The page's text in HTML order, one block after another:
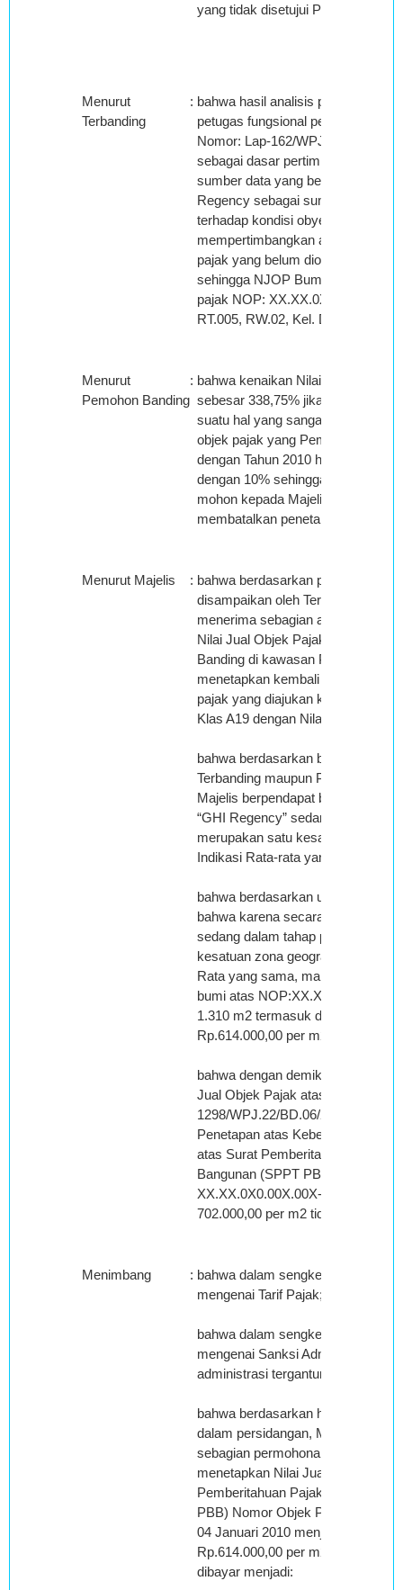
yang tidak disetujui Pemohon
Menurut
Terbanding
: bahwa hasil analisis penentuan
petugas fungsional penilai KPP
Nomor: Lap-162/WPJ.22/
sebagai dasar pertimbangan
sumber data yang berupa Brosur
Regency sebagai sumber data
terhadap kondisi obyek pajak di
mempertimbangkan aspek
pajak yang belum diolah dan
sehingga NJOP Bumi yang
pajak NOP: XX.XX.0X0.00X.00X-
RT.005, RW.02, Kel. DEF, Kec.
Menurut
Pemohon Banding
: bahwa kenaikan Nilai Bumi yaitu
sebesar 338,75% jika
suatu hal yang sangat luar biasa
objek pajak yang Pemohon
dengan Tahun 2010 hanya
dengan 10% sehingga melalui
mohon kepada Majelis Hakim
membatalkan penetapan sepihak
Menurut Majelis : bahwa berdasarkan pemeriksaan
disampaikan oleh Terbanding
menerima sebagian atas
Nilai Jual Objek Pajak Tahun
Banding di kawasan Perumahan
menetapkan kembali Nilai Jual
pajak yang diajukan keberatan
Klas A19 dengan Nilai Jual
bahwa berdasarkan bukti foto-foto
Terbanding maupun Pemohon
Majelis berpendapat bahwa
“GHI Regency” sedang dalam
merupakan satu kesatuan zona
Indikasi Rata-rata yang sama;
bahwa berdasarkan uraian
bahwa karena secara fisik
sedang dalam tahap
kesatuan zona geografis yang
Rata yang sama, maka Majelis
bumi atas
1.310 m2 termasuk dalam Klas
Rp.614.000,00 per m2;
bahwa dengan demikian Majelis
Jual Objek Pajak atas objek yang
1298/WPJ.22/BD.06/2010 tanggal
Penetapan atas Keberatan
atas Surat Pemberitahuan Pajak
Bangunan (SPPT PBB) Nomor
XX.XX.0X0.00X.00X-00X0.0
702.000,00 per m2 tidak dapat
Menimbang : bahwa dalam sengketa banding
mengenai Tarif Pajak;
bahwa dalam sengketa banding
mengenai Sanksi Administrasi,
administrasi tergantung pada
bahwa berdasarkan hasil
dalam persidangan, Majelis
sebagian permohonan banding
menetapkan Nilai Jual Objek
Pemberitahuan Pajak Terutang
PBB) Nomor Objek Pajak:
04 Januari 2010 menjadi Klas A19
Rp.614.000,00 per m2, sehingga
dibayar menjadi: